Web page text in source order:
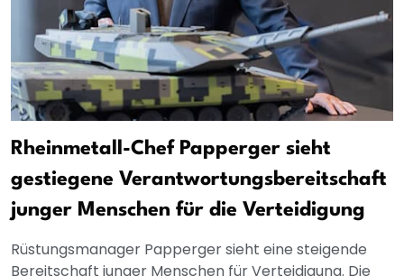
Rheinmetall-Chef Papperger sieht
gestiegene Verantwortungsbereitschaft
junger Menschen für die Verteidigung
Rüstungsmanager Papperger sieht eine steigende
Bereitschaft junger Menschen für Verteidigung. Die